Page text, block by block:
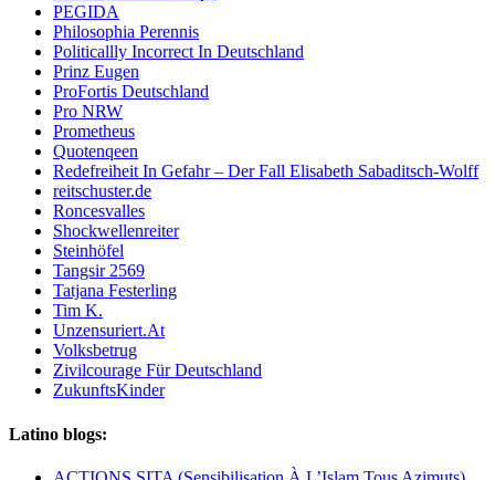
PEGIDA
Philosophia Perennis
Politicallly Incorrect In Deutschland
Prinz Eugen
ProFortis Deutschland
Pro NRW
Prometheus
Quotenqeen
Redefreiheit In Gefahr – Der Fall Elisabeth Sabaditsch-Wolff
reitschuster.de
Roncesvalles
Shockwellenreiter
Steinhöfel
Tangsir 2569
Tatjana Festerling
Tim K.
Unzensuriert.At
Volksbetrug
Zivilcourage Für Deutschland
ZukunftsKinder
Latino blogs: